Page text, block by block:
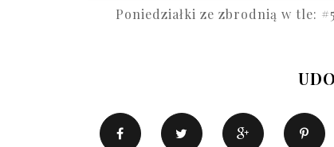
Poniedziałki ze zbrodnią w tle: